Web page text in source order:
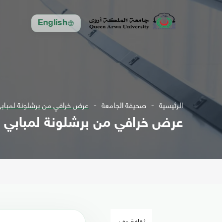
English
الرئيسية صحيفة الجامعة عرض خرافي من برشلونة
عرض خرافي من برشلونة لمبابي